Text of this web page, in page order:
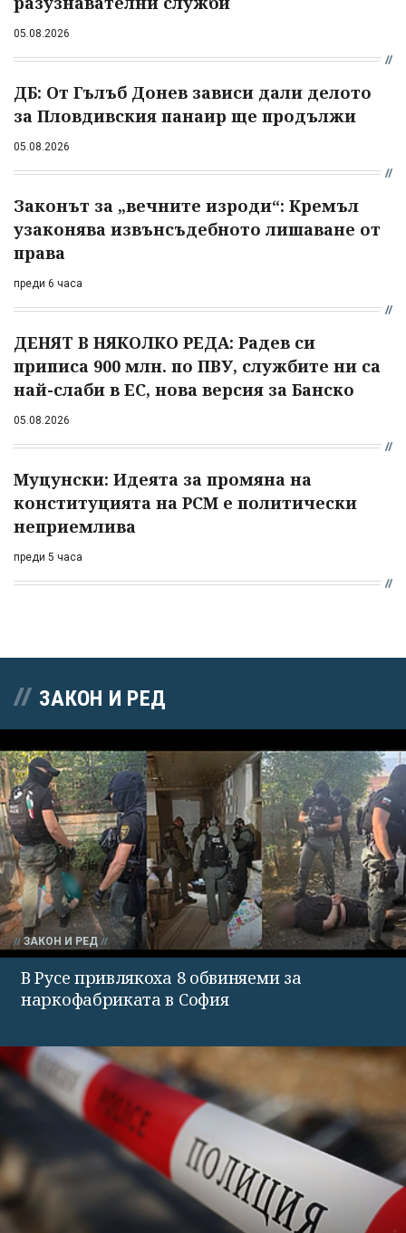
05.08.2026
ДБ: От Гълъб Донев зависи дали делото
за Пловдивския панаир ще продължи
05.08.2026
Законът за „вечните изроди“: Кремъл
узаконява извънсъдебното лишаване от
права
преди 6 часа
ДЕНЯТ В НЯКОЛКО РЕДА: Радев си
приписа 900 млн. по ПВУ, службите ни са
най-слаби в ЕС, нова версия за Банско
05.08.2026
Муцунски: Идеята за промяна на
конституцията на РСМ е политически
неприемлива
преди 5 часа
ЗАКОН И РЕД
ЗАКОН И РЕД
В Русе привлякоха 8 обвиняеми за
наркофабриката в София